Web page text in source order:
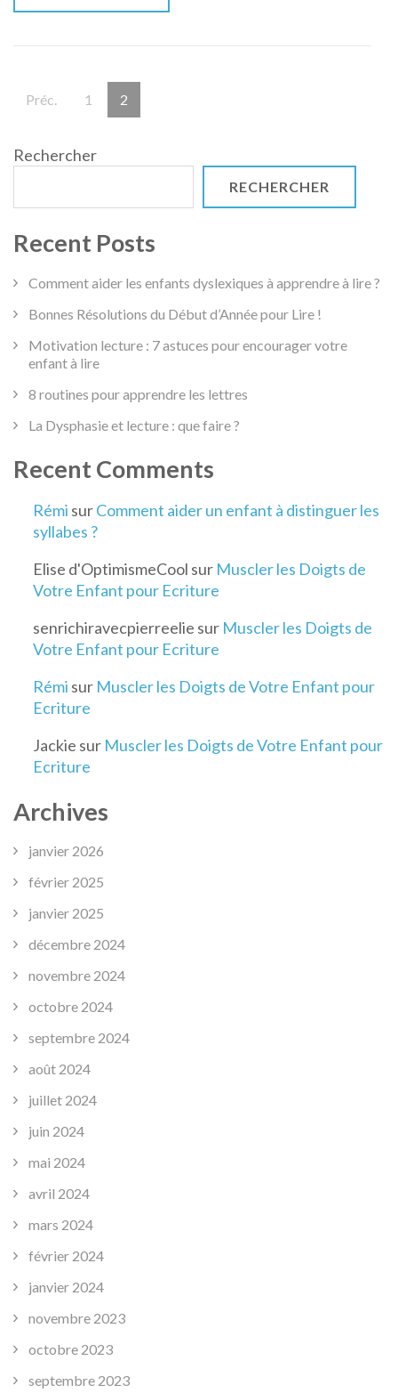
lecture
rapide
Pagination
des
Préc. Page
1 Page
2
Rechercher
RECHERCHER
Recent Posts
Comment aider les enfants dyslexiques à apprendre à lire ?
Bonnes Résolutions du Début d’Année pour Lire !
Motivation lecture : 7 astuces pour encourager votre
enfant à lire
8 routines pour apprendre les lettres
La Dysphasie et lecture : que faire ?
Recent Comments
Rémi surComment aider un enfant à distinguer les
syllabes ?
Elise d'OptimismeCool sur Muscler les Doigts de
Votre Enfant pour Ecriture
senrichiravecpierreelie sur Muscler les Doigts de
Votre Enfant pour Ecriture
Rémi sur Muscler les Doigts de Votre Enfant pour
Ecriture
Jackie sur Muscler les Doigts de Votre Enfant pour
Ecriture
Archives
janvier 2026
février 2025
janvier 2025
décembre 2024
novembre 2024
octobre 2024
septembre 2024
août 2024
juillet 2024
juin 2024
mai 2024
avril 2024
mars 2024
février 2024
janvier 2024
novembre 2023
octobre 2023
septembre 2023